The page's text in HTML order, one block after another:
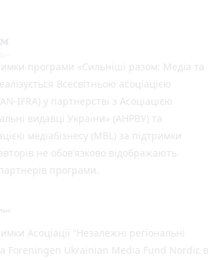
програми «Сильніші разом: Медіа та
Всесвітньою асоціацією
IFRA) у партнерстві з Асоціацією
видавці України» (АНРВУ) та
медіабізнесу (MBL) за підтримки
не обов’язково відображають
програми.
Асоціації “Незалежні регіональні
Foreningen Ukrainian Media Fund Nordic в